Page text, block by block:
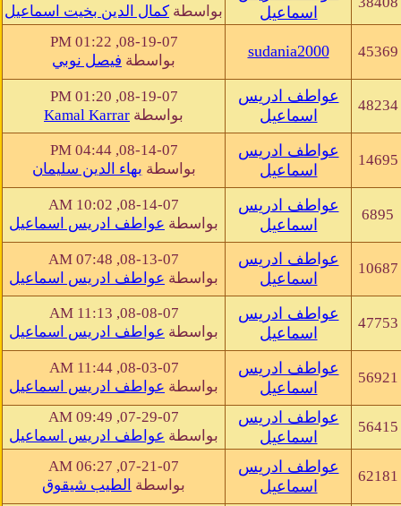
اسماعيل
بواسطة كمال الدين بخيت اسماعيل
45369
sudania2000
08-19-07, 01:22 PM
بواسطة فيصل نوبي
48234
عواطف ادريس
اسماعيل
08-19-07, 01:20 PM
بواسطة Kamal Karrar
14695
عواطف ادريس
اسماعيل
08-14-07, 04:44 PM
بواسطة بهاء الدين سليمان
6895
عواطف ادريس
اسماعيل
08-14-07, 10:02 AM
بواسطة عواطف ادريس اسماعيل
10687
عواطف ادريس
اسماعيل
08-13-07, 07:48 AM
بواسطة عواطف ادريس اسماعيل
47753
عواطف ادريس
اسماعيل
08-08-07, 11:13 AM
بواسطة عواطف ادريس اسماعيل
56921
عواطف ادريس
اسماعيل
08-03-07, 11:44 AM
بواسطة عواطف ادريس اسماعيل
56415
عواطف ادريس
اسماعيل
07-29-07, 09:49 AM
بواسطة عواطف ادريس اسماعيل
62181
عواطف ادريس
اسماعيل
07-21-07, 06:27 AM
بواسطة الطيب شيقوق